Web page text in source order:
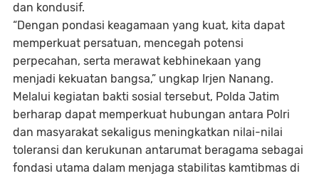
dan kondusif.
“Dengan pondasi keagamaan yang kuat, kita dapat
memperkuat persatuan, mencegah potensi
perpecahan, serta merawat kebhinekaan yang
menjadi kekuatan bangsa,” ungkap Irjen Nanang.
Melalui kegiatan bakti sosial tersebut, Polda Jatim
berharap dapat memperkuat hubungan antara Polri
dan masyarakat sekaligus meningkatkan nilai-nilai
toleransi dan kerukunan antarumat beragama sebagai
fondasi utama dalam menjaga stabilitas kamtibmas di